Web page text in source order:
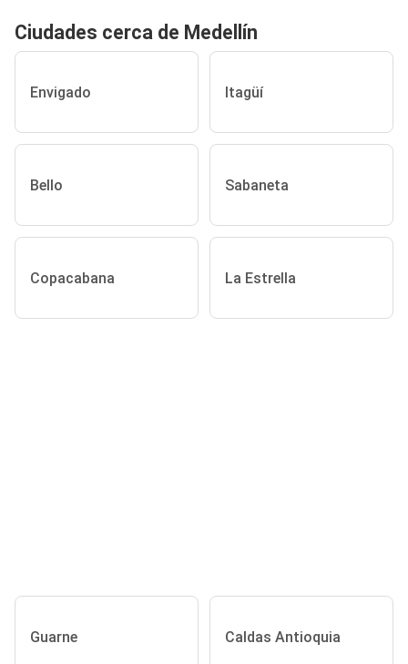
Ciudades cerca de Medellín
Envigado Itagüí
Bello Sabaneta
Copacabana La Estrella
Guarne Caldas Antioquia